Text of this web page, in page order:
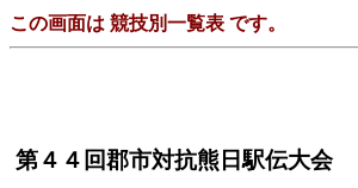
この画面は 競技別一覧表 です。
第４４回郡市対抗熊日駅伝大会